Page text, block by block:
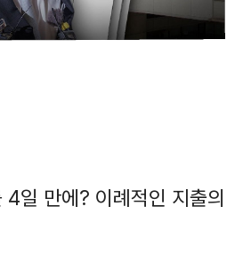
일 만에? 이례적인 지출의